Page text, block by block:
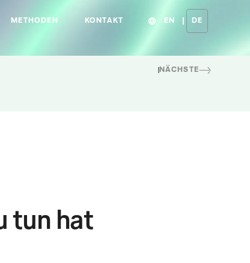
METHODEN KONTAKT EN DE
NÄCHSTE
tun hat